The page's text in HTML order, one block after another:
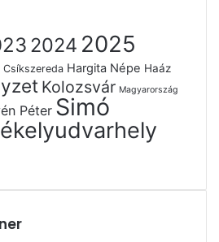
2024 2025
Csíkszereda Hargita Népe Haáz
Kolozsvár Magyarország
Péter Simó